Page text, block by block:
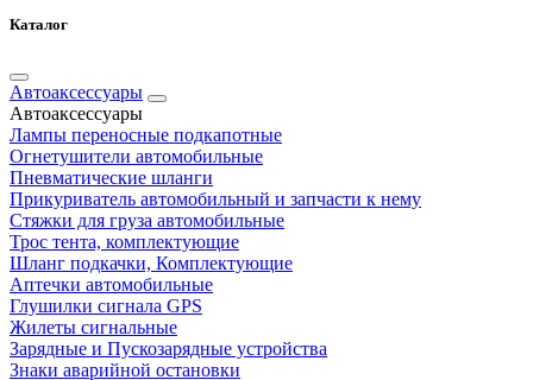
Каталог
Автоаксессуары
Автоаксессуары
Лампы переносные подкапотные
Огнетушители автомобильные
Пневматические шланги
Прикуриватель автомобильный и запчасти к нему
Стяжки для груза автомобильные
Трос тента, комплектующие
Шланг подкачки, Комплектующие
Аптечки автомобильные
Глушилки сигнала GPS
Жилеты сигнальные
Зарядные и Пускозарядные устройства
Знаки аварийной остановки